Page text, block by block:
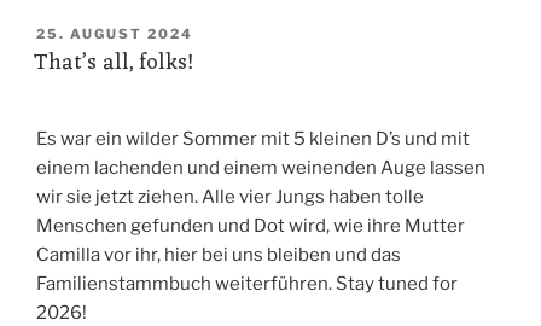
VERÖFFENTLICHT
AM
25. AUGUST 2024
That’s all, folks!
Es war ein wilder Sommer mit 5 kleinen D’s und mit
einem lachenden und einem weinenden Auge lassen
wir sie jetzt ziehen. Alle vier Jungs haben tolle
Menschen gefunden und Dot wird, wie ihre Mutter
Camilla vor ihr, hier bei uns bleiben und das
Familienstammbuch weiterführen. Stay tuned for
2026!